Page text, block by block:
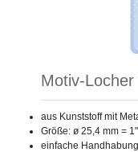
Motiv-
aus Kunststoff mit
Größe: ø 25,4 mm = 1"
einfache